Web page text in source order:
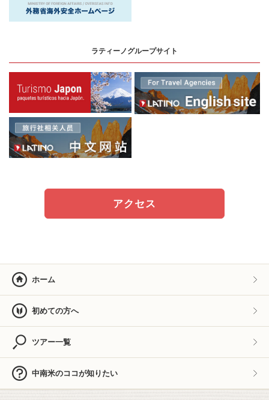
ラティーノグループサイト
アクセス
ホーム
初めての方へ
ツアー一覧
中南米のココが知りたい